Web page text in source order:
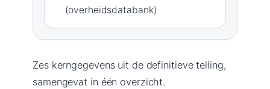
(overheidsdatabank)
Zes kerngegevens uit de definitieve telling,
samengevat in één overzicht.